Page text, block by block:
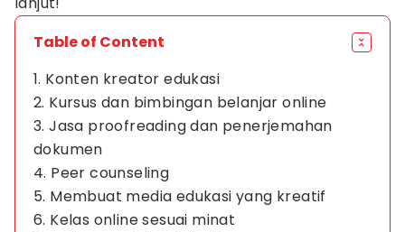
Table of Content
1. Konten kreator edukasi
2. Kursus dan bimbingan belanjar online
3. Jasa proofreading dan penerjemahan
dokumen
4. Peer counseling
5. Membuat media edukasi yang kreatif
6. Kelas online sesuai minat